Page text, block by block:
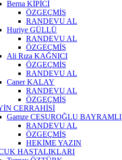
Berna KİPİCİ
ÖZGEÇMİŞ
RANDEVU AL
Huriye GÜLLÜ
RANDEVU AL
ÖZGEÇMİŞ
Ali Rıza KAĞNICI
ÖZGEÇMİŞ
RANDEVU AL
Caner KALAY
RANDEVU AL
ÖZGEÇMİŞ
CERRAHİSİ
Gamze CESUROĞLU BAYRAMLI
RANDEVU AL
ÖZGEÇMİŞ
HEKİME YAZIN
HASTALIKLARI